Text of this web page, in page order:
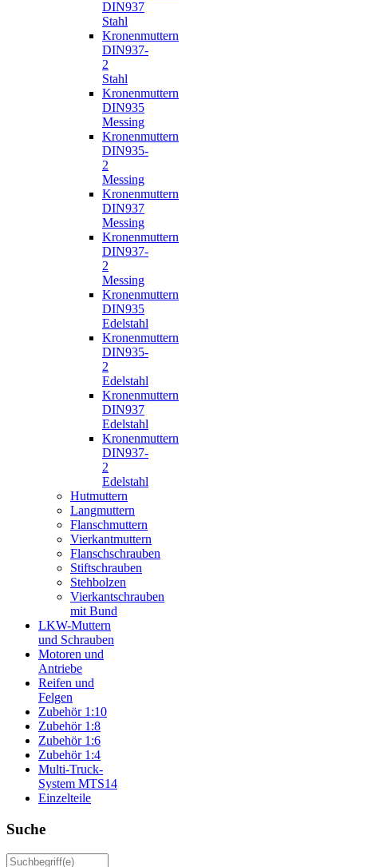
DIN937
Stahl
Kronenmuttern
DIN937-
2
Stahl
Kronenmuttern
DIN935
Messing
Kronenmuttern
DIN935-
2
Messing
Kronenmuttern
DIN937
Messing
Kronenmuttern
DIN937-
2
Messing
Kronenmuttern
DIN935
Edelstahl
Kronenmuttern
DIN935-
2
Edelstahl
Kronenmuttern
DIN937
Edelstahl
Kronenmuttern
DIN937-
2
Edelstahl
Hutmuttern
Langmuttern
Flanschmuttern
Vierkantmuttern
Flanschschrauben
Stiftschrauben
Stehbolzen
Vierkantschrauben
mit Bund
LKW-Muttern
und Schrauben
Motoren und
Antriebe
Reifen und
Felgen
Zubehör 1:10
Zubehör 1:8
Zubehör 1:6
Zubehör 1:4
Multi-Truck-
System MTS14
Einzelteile
Suche